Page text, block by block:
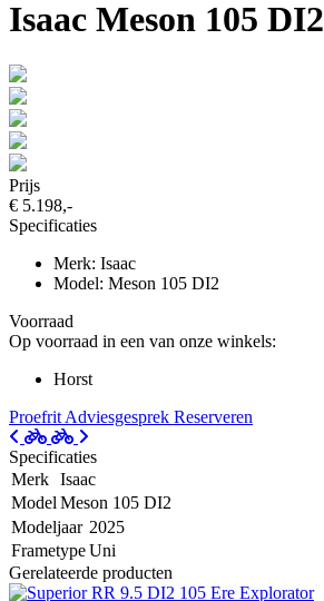
Isaac Meson 105 DI2
Prijs
€ 5.198,-
Specificaties
Merk: Isaac
Model: Meson 105 DI2
Voorraad
Op voorraad in een van onze winkels:
Horst
Proefrit Adviesgesprek Reserveren
Specificaties
Merk Isaac
Model Meson 105 DI2
Modeljaar 2025
FrametypeUni
Gerelateerde producten